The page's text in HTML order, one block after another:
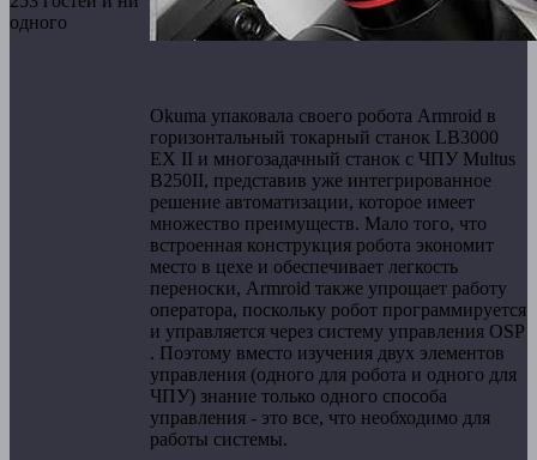
Okuma упаковала своего робота Armroid в
горизонтальный токарный станок LB3000
EX II и многозадачный станок с ЧПУ Multus
B250II, представив уже интегрированное
решение автоматизации, которое имеет
множество преимуществ. Мало того, что
встроенная конструкция робота экономит
место в цехе и обеспечивает легкость
переноски, Armroid также упрощает работу
оператора, поскольку робот программируется
и управляется через систему управления OSP
. Поэтому вместо изучения двух элементов
управления (одного для робота и одного для
ЧПУ) знание только одного способа
управления - это все, что необходимо для
работы системы.
одного